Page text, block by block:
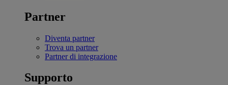
Partner
Diventa partner
Trova un partner
Partner di integrazione
Supporto